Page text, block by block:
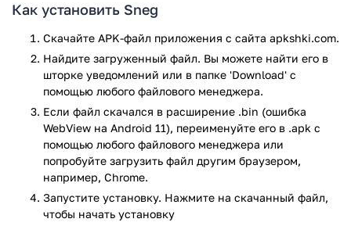
инструкторов, гидов, школ, клубов и организаций, Sneg
опыт на открытом воздухе.
Sneg предлагает вам:
Рынок активностей на открытом воздухе
Бронирование активностей и занятий на открытом
воздухе
Аренда оборудования
Образовательный контент
Сертифицированных инструкторов, гидов, школ,
клубов и организаций на открытом воздухе
Как установить Sneg
Скачайте APK-файл приложения с сайта apkshki.com.
Найдите загруженный файл. Вы можете найти его в
шторке уведомлений или в папке 'Download' с
помощью любого файлового менеджера.
Если файл скачался в расширение .bin (ошибка
WebView на Android 11), переименуйте его в .apk с
помощью любого файлового менеджера или
попробуйте загрузить файл другим браузером,
например, Chrome.
Запустите установку. Нажмите на скачанный файл,
чтобы начать установку